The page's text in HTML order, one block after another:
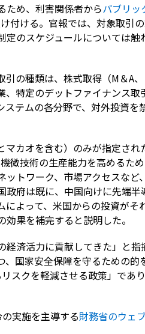
ため、利害関係者からパブリッ
付ける。官報では、対象取引
のスケジュールについては
の種類は、株式取得（M＆A
特定のデットファイナンス
テムの各分野で、対外投資
カオを含む）のみが指定さ
微技術の生産能力を高めるた
トワーク、市場アクセスな
府は既に、中国向けに先端
によって、米国からの投資が
果を補完すると説明した。
済活力に貢献してきた」と
国家安全保障を守るための
スクを軽減させる政策」であ
実施を主導する財務省のウェ